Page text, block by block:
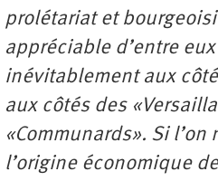
prolétariat et
appréciable d’entre
inévitablement aux
aux côtés des
«Communards». Si l’on
l’origine économique